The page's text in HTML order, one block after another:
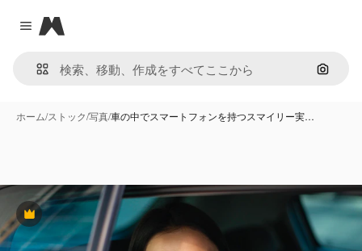
Close menu
Magnific
画像で
ホーム/ストック/写真/車の中でスマートフォンを持つスマイリー実…
Premium